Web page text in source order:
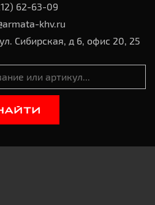
62-63-09
khv.ru
Сибирская, д 6, офис 20, 25